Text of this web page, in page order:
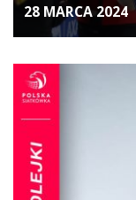
28 MARCA 2024